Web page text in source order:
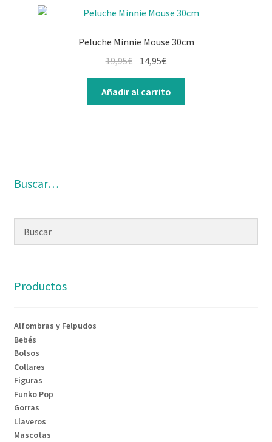
Peluche Minnie Mouse 30cm
19,95€ 14,95€
Añadir al carrito
Buscar…
Productos
Alfombras y Felpudos
Bebés
Bolsos
Collares
Figuras
Funko Pop
Gorras
Llaveros
Mascotas